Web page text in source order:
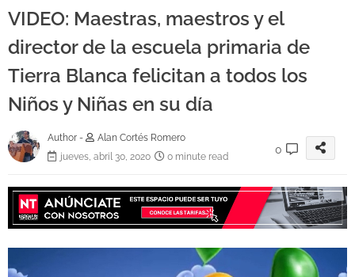
VIDEO: Maestras, maestros y el
director de la escuela primaria de
Tierra Blanca felicitan a todos los
Niños y Niñas en su día
Author -
Alan Cortés Romero
jueves, abril 30, 2020
0 minute read
0